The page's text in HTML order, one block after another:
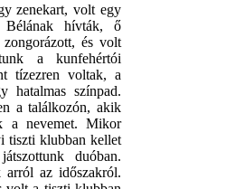
zenekart, volt egy
Bélának hívták, ő
és volt
a kunfehértói
tízezren voltak, a
hatalmas színpad.
a találkozón, akik
a nevemet. Mikor
tiszti klubban kellet
duóban.
az időszakról.